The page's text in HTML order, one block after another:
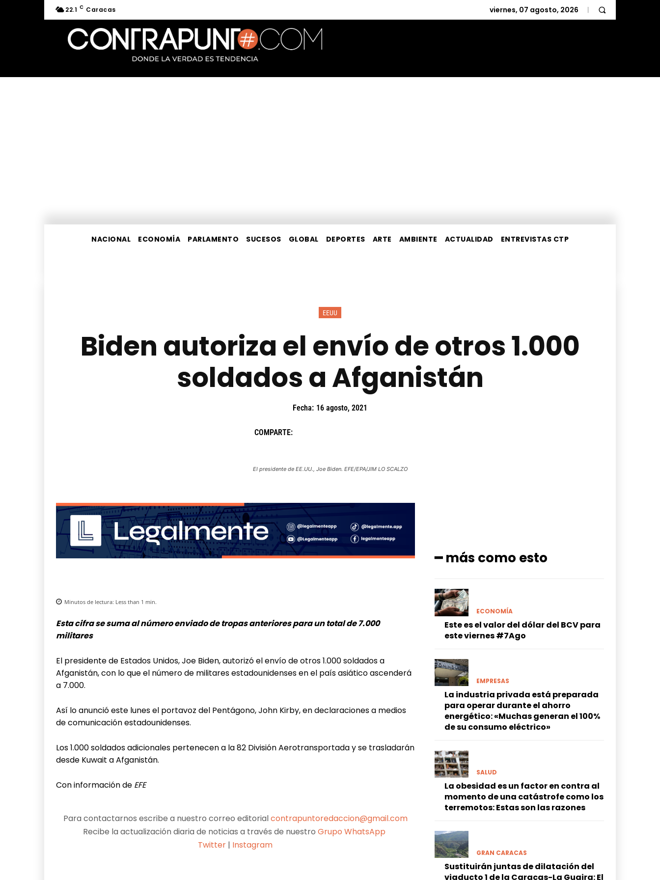
22.1 C Caracas viernes, 07 agosto, 2026
NACIONAL ECONOMÍA PARLAMENTO SUCESOS GLOBAL DEPORTES ARTE AMBIENTE ACTUALIDAD ENTREVISTAS CTP
EEUU
Biden autoriza el envío de otros 1.000
soldados a Afganistán
Fecha: 16 agosto, 2021
COMPARTE:
El presidente de EE.UU., Joe Biden. EFE/EPA/JIM LO SCALZO
Minutos de lectura: Less than 1 min.
Esta cifra se suma al número enviado de tropas anteriores para un total de 7.000
militares
El presidente de Estados Unidos, Joe Biden, autorizó el envío de otros 1.000 soldados a
Afganistán, con lo que el número de militares estadounidenses en el país asiático ascenderá
a 7.000.
Así lo anunció este lunes el portavoz del Pentágono, John Kirby, en declaraciones a medios
de comunicación estadounidenses.
Los 1.000 soldados adicionales pertenecen a la 82 División Aerotransportada y se trasladarán
desde Kuwait a Afganistán.
Con información de EFE
Para contactarnos escribe a nuestro correo editorialcontrapuntoredaccion@gmail.com
Recibe la actualización diaria de noticias a través de nuestroGrupo WhatsApp
Twitter | Instagram
━ más como esto
ECONOMÍA
Este es el valor del dólar del BCV para
este viernes #7Ago
EMPRESAS
La industria privada está preparada
para operar durante el ahorro
energético: «Muchas generan el 100%
de su consumo eléctrico»
SALUD
La obesidad es un factor en contra al
momento de una catástrofe como los
terremotos: Estas son las razones
GRAN CARACAS
Sustituirán juntas de dilatación del
viaducto 1 de la Caracas-La Guaira: El